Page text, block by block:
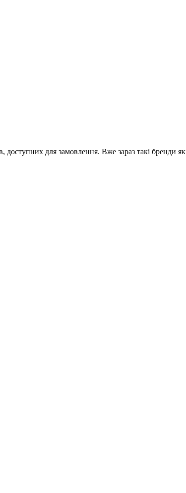
для замовлення. Вже зараз такі бренди як